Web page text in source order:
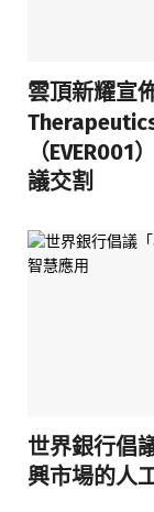
雲頂新耀宣
（
議交割
世界銀行倡
興市場的人